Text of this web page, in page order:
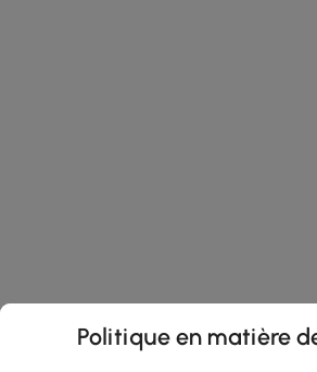
Politique en matière